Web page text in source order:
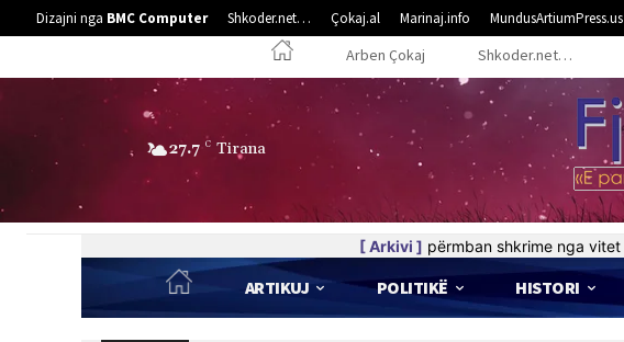
Dizajni nga BMC Computer Shkoder.net… Çokaj.al Marinaj.info MundusArtiumPress.us
Arben Çokaj Shkoder.net…
27.7 C Tirana
[ Arkivi ] përmban shkrime nga vitet
ARTIKUJ POLITIKË HISTORI